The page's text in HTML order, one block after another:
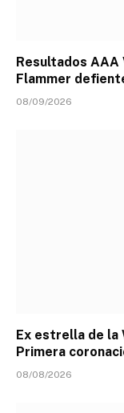
Resultados AAA
Flammer
08/09/2026
Ex estrella de la
Primera
08/08/2026